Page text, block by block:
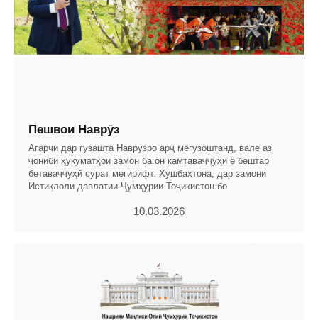
Пешвои Наврӯз
Агарчӣ дар гузашта Наврӯзро арҷ мегузоштанд, вале аз
ҷониби ҳукуматҳои замон ба он камтаваҷҷуҳӣ ё бештар
бетаваҷҷуҳӣ сурат мегирифт. Хушбахтона, дар замони
Истиқлоли давлатии Ҷумҳурии Тоҷикистон бо
10.03.2026